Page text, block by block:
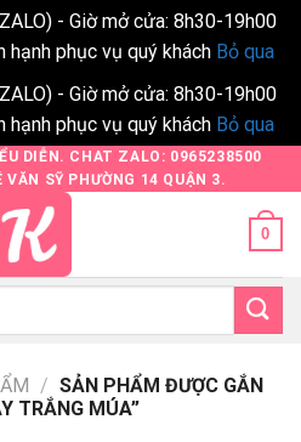
- Giờ mở cửa: 8h30-19h00
hạnh phục vụ quý khách Bỏ qua
- Giờ mở cửa: 8h30-19h00
hạnh phục vụ quý khách Bỏ qua
DIỄN. CHAT ZALO: 0965238500
SỸ PHƯỜNG 14 QUẬN 3.
0
/ SẢN PHẨM ĐƯỢC GẮN
TRẮNG MÚA”